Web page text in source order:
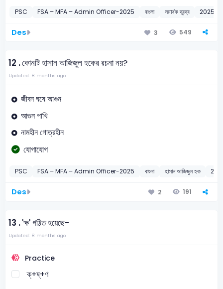
PSC FSA – MFA – Admin Officer-2025 বাংলা সমার্থক দ্বন্দ্ব 2025
Des 3 549
12 .কোনটি হাসান আজিজুল হকের রচনা নয়?
Updated: 8 months ago
জীবন ঘষে আগুন
আগুন পাখি
নামহীন গোত্রহীন
যোগাযোগ
PSC FSA – MFA – Admin Officer-2025 বাংলা হাসান আজিজুল হক
Des 2 191
13 .'ক্ষ' গঠিত হয়েছে-
Updated: 8 months ago
Practice
ক্+ষ্‌+ণ